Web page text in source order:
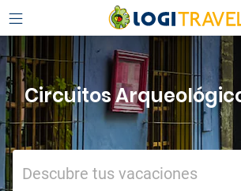
Circuitos
Descubre tus vacaciones